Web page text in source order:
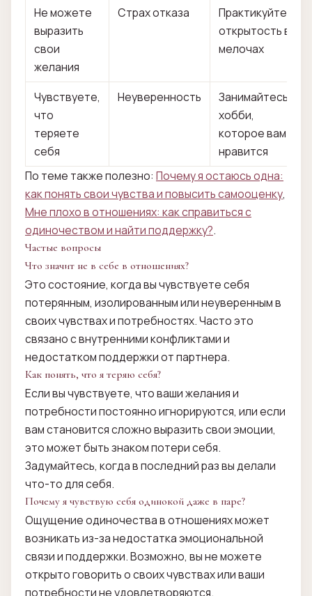
Не можете
выразить
свои
желания
Страх отказа
Практикуйте
открытость в
мелочах
Чувствуете,
что
теряете
себя
Неуверенность
Занимайтесь
хобби,
которое вам
нравится
По теме также полезно: Почему я остаюсь одна:
как понять свои чувства и повысить самооценку,
Мне плохо в отношениях: как справиться с
одиночеством и найти поддержку?.
Частые вопросы
Что значит не в себе в отношениях?
Это состояние, когда вы чувствуете себя
потерянным, изолированным или неуверенным в
своих чувствах и потребностях. Часто это
связано с внутренними конфликтами и
недостатком поддержки от партнера.
Как понять, что я теряю себя?
Если вы чувствуете, что ваши желания и
потребности постоянно игнорируются, или если
вам становится сложно выразить свои эмоции,
это может быть знаком потери себя.
Задумайтесь, когда в последний раз вы делали
что-то для себя.
Почему я чувствую себя одинокой даже в паре?
Ощущение одиночества в отношениях может
возникать из-за недостатка эмоциональной
связи и поддержки. Возможно, вы не можете
открыто говорить о своих чувствах или ваши
потребности не удовлетворяются.